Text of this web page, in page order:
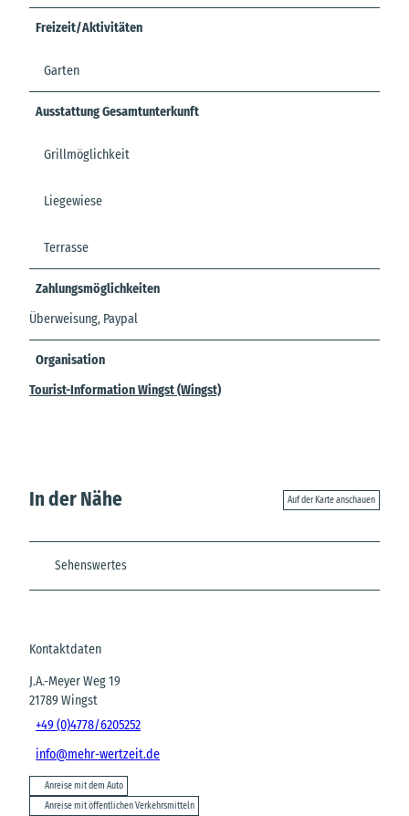
Freizeit/Aktivitäten
Garten
Ausstattung Gesamtunterkunft
Grillmöglichkeit
Liegewiese
Terrasse
Zahlungsmöglichkeiten
Überweisung, Paypal
Organisation
Tourist-Information Wingst (Wingst)
In der Nähe Auf der Karte anschauen
Sehenswertes
Kontaktdaten
J.A.-Meyer Weg 19
21789Wingst
+49 (0)4778/6205252
info@mehr-wertzeit.de
Anreise mit dem Auto
Anreise mit öffentlichen Verkehrsmitteln